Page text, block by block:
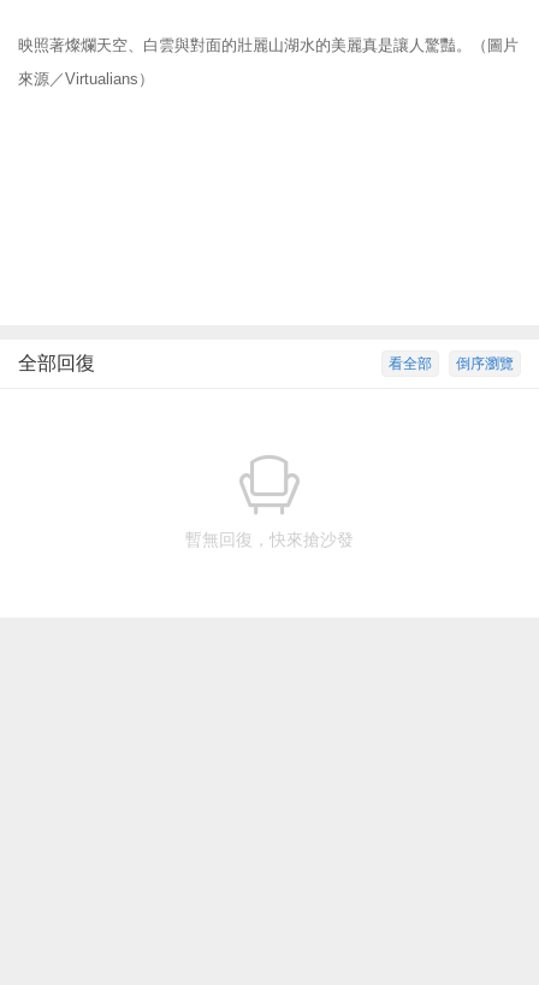
映照著燦爛天空、白雲與對面的壯麗山湖水的美麗真是讓人驚豔。（圖片
來源／Virtualians）
倒序瀏覽
看全部
全部回復
暫無回復，快來搶沙發